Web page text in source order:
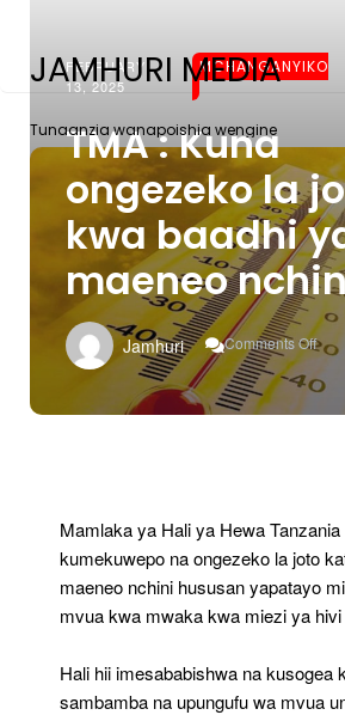
JAMHURI MEDIA
Tunaanzia wanapoishia wengine
FEBRUARY
13, 2025
MCHANGANYIKO
TMA : Kuna
ongezeko la
kwa baadhi
maeneo
Jamhuri Comments Off
On
TMA
:
Ya
Mamlaka ya Hali ya Hewa
kumekuwepo na ongezeko la joto
maeneo nchini hususan yapatayo
mvua kwa mwaka kwa miezi ya hivi
Hali hii imesababishwa na kusogea
sambamba na upungufu wa mvua